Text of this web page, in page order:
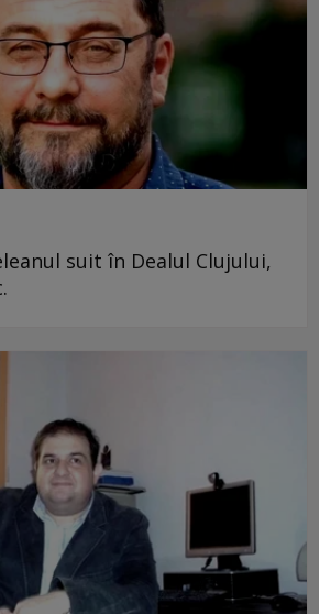
suit în Dealul Clujului,